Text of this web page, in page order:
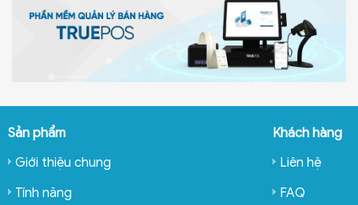
Sản phẩm
Giới thiệu chung
Tính năng
Khách hàng
Liên hệ
FAQ